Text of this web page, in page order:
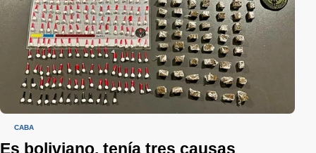
CABA
Es boliviano, tenía tres causas